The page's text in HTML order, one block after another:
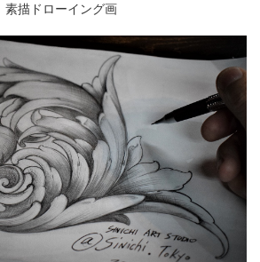
素描ドローイング画